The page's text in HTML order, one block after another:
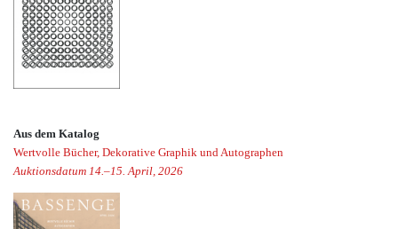
Aus dem Katalog
Wertvolle Bücher, Dekorative Graphik und Autographen
Auktionsdatum 14.–15. April, 2026